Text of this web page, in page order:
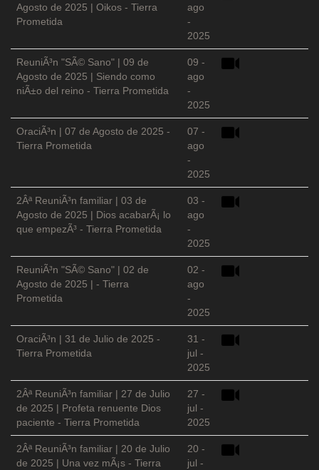
Agosto de 2025 | Oikos - Tierra
Prometida
ago
-
2025
ReuniÃ³n "SÃ© Sano" | 09 de
Agosto de 2025 | Siendo como
niÃ±o del reino - Tierra Prometida
09 -
ago
-
2025
OraciÃ³n | 07 de Agosto de 2025 -
Tierra Prometida
07 -
ago
-
2025
2Âª ReuniÃ³n familiar | 03 de
Agosto de 2025 | Dios acabarÃ¡ lo
que empezÃ³ - Tierra Prometida
03 -
ago
-
2025
ReuniÃ³n "SÃ© Sano" | 02 de
Agosto de 2025 | - Tierra
Prometida
02 -
ago
-
2025
OraciÃ³n | 31 de Julio de 2025 -
Tierra Prometida
31 -
jul -
2025
2Âª ReuniÃ³n familiar | 27 de Julio
de 2025 | Profeta renuente Dios
paciente - Tierra Prometida
27 -
jul -
2025
2Âª ReuniÃ³n familiar | 20 de Julio
de 2025 | Una vez mÃ¡s - Tierra
20 -
jul -